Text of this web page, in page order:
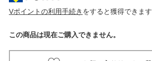
Vポイントの利用手続き をすると獲得できます
この商品は現在ご購入できません。